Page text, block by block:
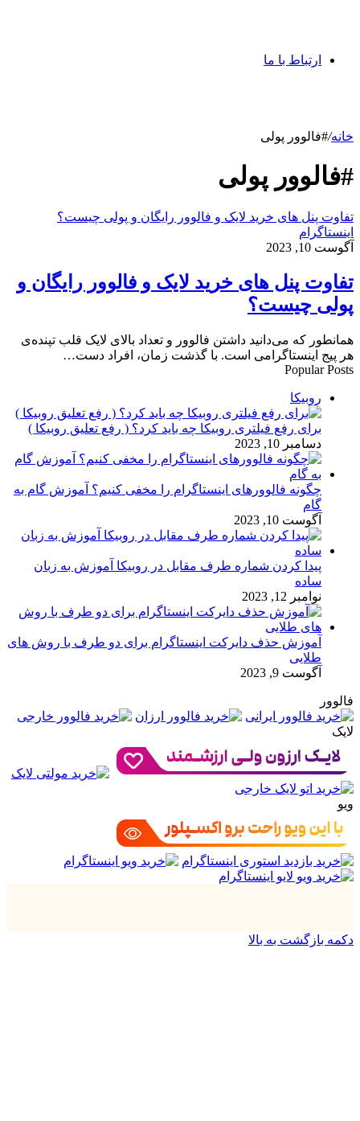
ارتباط با ما
خانه/#فالوور پولی
#فالوور پولی
تفاوت پنل های خرید لایک و فالوور رایگان و پولی چیست؟
اینستاگرام
آگوست 10, 2023
تفاوت پنل های خرید لایک و فالوور رایگان و
پولی چیست؟
همانطور که می‌دانید داشتن فالوور و تعداد بالای لایک قلب تپنده‌ی
هر پیج اینستاگرامی است. با گذشت زمان، افراد دست…
Popular Posts
روبیکا
برای رفع فیلتری روبیکا چه باید کرد؟ ( رفع تعلیق روبیکا )
دسامبر 10, 2023
چگونه فالوورهای اینستاگرام را مخفی کنیم؟ آموزش گام به
گام
آگوست 10, 2023
پیدا کردن شماره طرف مقابل در روبیکا آموزش به زبان
ساده
نوامبر 12, 2023
آموزش حذف دایرکت اینستاگرام برای دو طرف با روش های
طلایی
آگوست 9, 2023
فالوور
لایک
ویو
دکمه بازگشت به بالا